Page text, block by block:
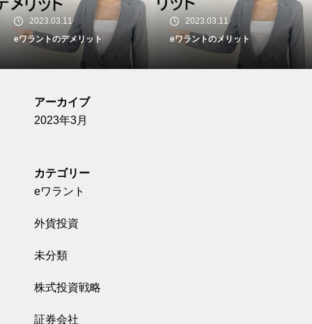
2023.03.11
eワラントのデメリット
2023.03.11
eワラントのメリット
アーカイブ
2023年3月
カテゴリー
eワラント
外貨投資
未分類
株式投資戦略
証券会社